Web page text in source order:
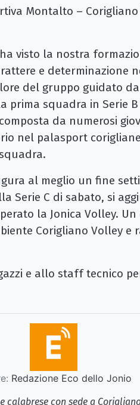
Montalto – Corigliano
visto la nostra
e determinazione
del gruppo guidato
prima squadra in Serie
da numerosi
nel palasport
al meglio un fine
Serie C di sabato, si
la Jonica Volley.
Corigliano Volley
e allo staff tecnico
Redazione Eco dello Jonio
con sede a